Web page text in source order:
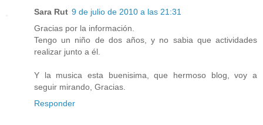
Sara Rut 9 de julio de 2010 a las 21:31
Gracias por la información.
Tengo un niño de dos años, y no sabia que actividades
realizar junto a él.
Y la musica esta buenisima, que hermoso blog, voy a
seguir mirando, Gracias.
Responder